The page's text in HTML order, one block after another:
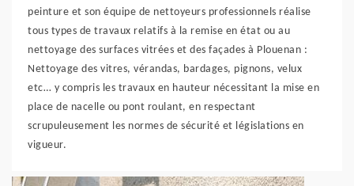
peinture et son équipe de nettoyeurs professionnels réalise
tous types de travaux relatifs à la remise en état ou au
nettoyage des surfaces vitrées et des façades à Plouenan :
Nettoyage des vitres, vérandas, bardages, pignons, velux
etc… y compris les travaux en hauteur nécessitant la mise en
place de nacelle ou pont roulant, en respectant
scrupuleusement les normes de sécurité et législations en
vigueur.